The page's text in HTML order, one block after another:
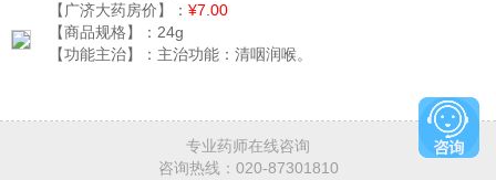
【广济大药房价】： ¥7.00
【商品规格】： 24g
【功能主治】： 主治功能：清咽润喉。
专业药师在线咨询
咨询热线： 020-87301810